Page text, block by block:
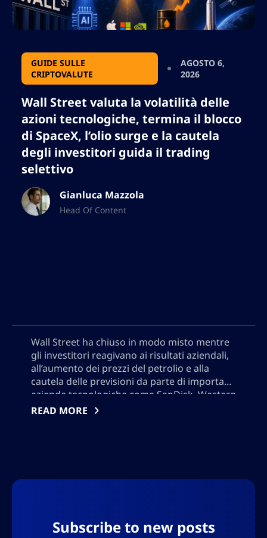
GUIDE SULLE
CRIPTOVALUTE
AGOSTO 6,
2026
Wall Street valuta la volatilità delle
azioni tecnologiche, termina il blocco
di SpaceX, l’olio surge e la cautela
degli investitori guida il trading
selettivo
Gianluca Mazzola
Head Of Content
Wall Street ha chiuso in modo misto mentre
gli investitori reagivano ai risultati aziendali,
all’aumento dei prezzi del petrolio e alla
cautela delle previsioni da parte di importanti
aziende tecnologiche come SanDisk, Western
Digital e Datadog. Le azioni SpaceX hanno
READ MORE
Subscribe to new posts